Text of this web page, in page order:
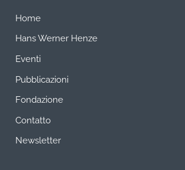
Home
Hans Werner Henze
Eventi
Pubblicazioni
Fondazione
Contatto
Newsletter